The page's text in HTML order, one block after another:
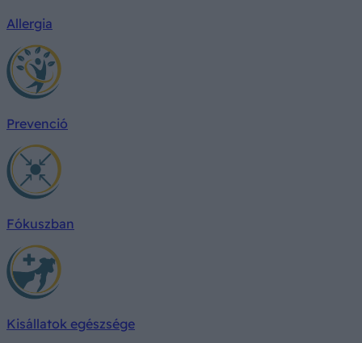
Allergia
Prevenció
Fókuszban
Kisállatok egészsége